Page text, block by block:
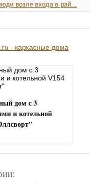
возле входа в рай...
дом с 3
и котельной